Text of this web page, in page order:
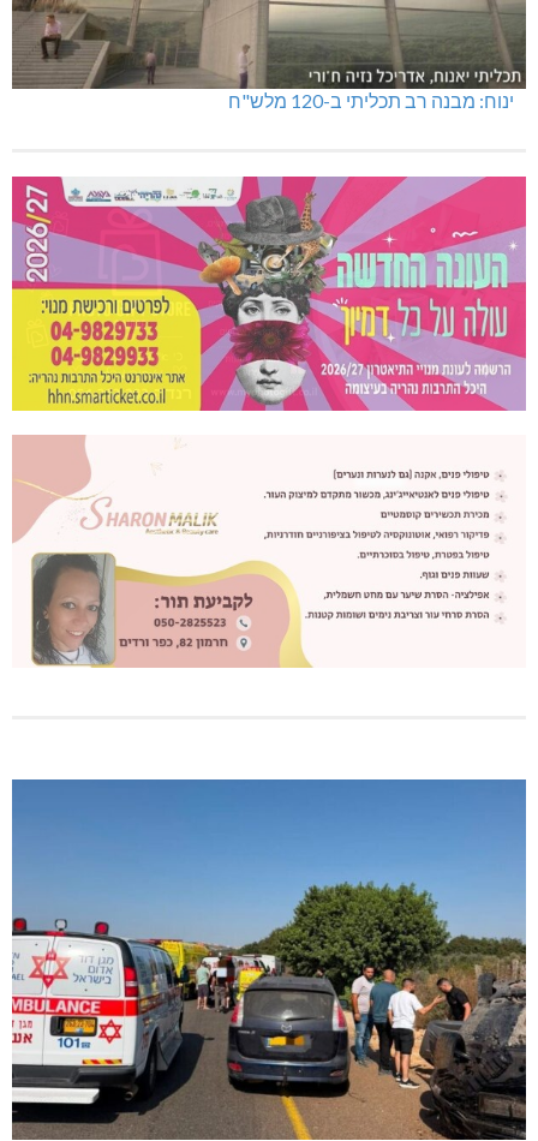
ינוח: מבנה רב תכליתי ב-120 מלש"ח